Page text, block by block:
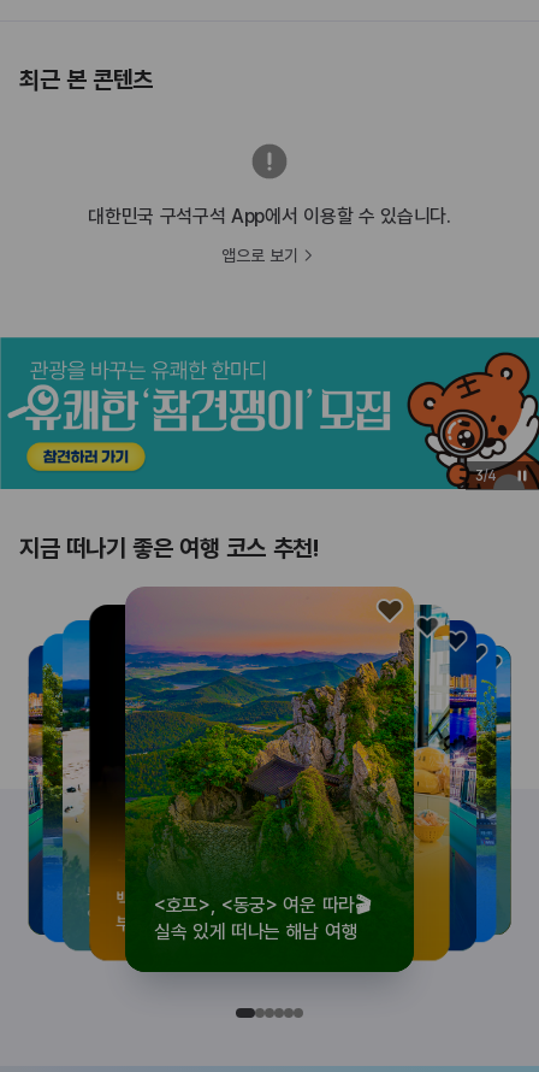
최근 본 콘텐츠
대한민국 구석구석 App에서 이용할 수 있습니다.
앱으로 보기
3/4
지금 떠나기 좋은 여행 코스 추천!
<호프>, <동궁> 여운 따라🎬
실속 있게 떠나는 해남 여행
로컬 감성 수집!
전국 로컬 기념품숍 3곳⭐
우리말이 더 재미있어지는
세종 한글 여행
숲길부터 천년 고찰까지!
마음에 쉼을 더하는 부안
뚜벅이 여행자 주목🚶
양양 1박 2일 코스
백제의 숨결을 따라,
부여에서 만나는 여름
<호프>, <동궁> 여운 따라🎬
실속 있게 떠나는 해남 여행
로컬 감성 수집!
전국 로컬 기념품숍 3곳⭐
우리말이 더 재미있어지는
세종 한글 여행
숲길부터 천년 고찰까지!
마음에 쉼을 더하는 부안
뚜벅이 여행자 주목🚶
양양 1박 2일 코스
백제의 숨결을 따라,
부여에서 만나는 여름
<호프>, <동궁> 여운 따라🎬
실속 있게 떠나는 해남 여행
로컬 감성 수집!
전국 로컬 기념품숍 3곳⭐
우리말이 더 재미있어지는
세종 한글 여행
숲길부터 천년 고찰까지!
마음에 쉼을 더하는 부안
뚜벅이 여행자 주목🚶
양양 1박 2일 코스
백제의 숨결을 따라,
부여에서 만나는 여름